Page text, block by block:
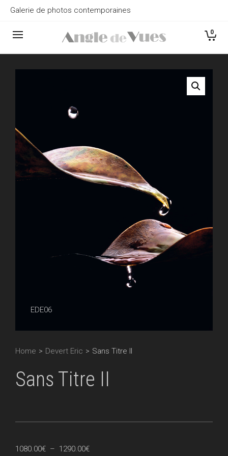
Galerie de photos contemporaines
0
EDE06
Home > Devert Eric > Sans Titre II
Sans Titre II
1080.00€ – 1290.00€Plage